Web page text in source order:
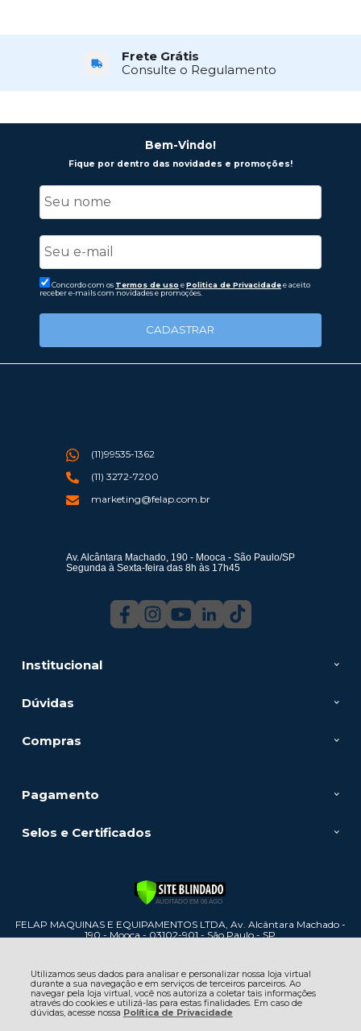
Utilizamos seus dados para analisar e personalizar nossa loja virtual
durante a sua navegação e em serviços de terceiros parceiros. Ao
navegar pela loja virtual, você nos autoriza a coletar tais informações
através do cookies e utilizá-las para estas finalidades. Em caso de
dúvidas, acesse nossa Política de Privacidade
Frete Grátis
Consulte o Regulamento
Bem-Vindo!
Fique por dentro das novidades e promoções!
Concordo com os Termos de uso ePolitica de Privacidadee aceito
receber e-mails com novidades e promoções.
CADASTRAR
Institucional
Dúvidas
Compras
(11)99535-1362
(11) 3272-7200
marketing@felap.com.br
Av. Alcântara Machado, 190 - Mooca - São Paulo/SP
Segunda à Sexta-feira das 8h às 17h45
Pagamento
Selos e Certificados
FELAP MAQUINAS E EQUIPAMENTOS LTDA, Av. Alcântara Machado -
190 - Mooca - 03102-901 - São Paulo - SP